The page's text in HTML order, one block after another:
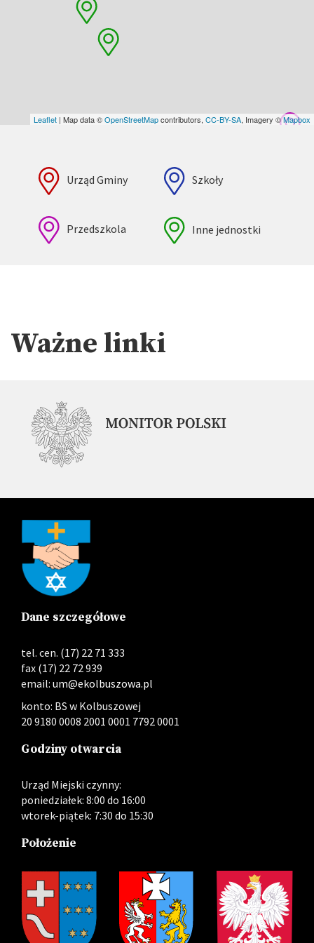
Leaflet | Map data ©OpenStreetMapcontributors, CC-BY-SA, Imagery ©Mapbox
Urząd Gminy Szkoły
Przedszkola Inne jednostki
Ważne linki
Dane szczegółowe
tel. cen. (17) 22 71 333
fax (17) 22 72 939
email: um@ekolbuszowa.pl
konto: BS w Kolbuszowej
20 9180 0008 2001 0001 7792 0001
Godziny otwarcia
Urząd Miejski czynny:
poniedziałek: 8:00 do 16:00
wtorek-piątek: 7:30 do 15:30
Położenie